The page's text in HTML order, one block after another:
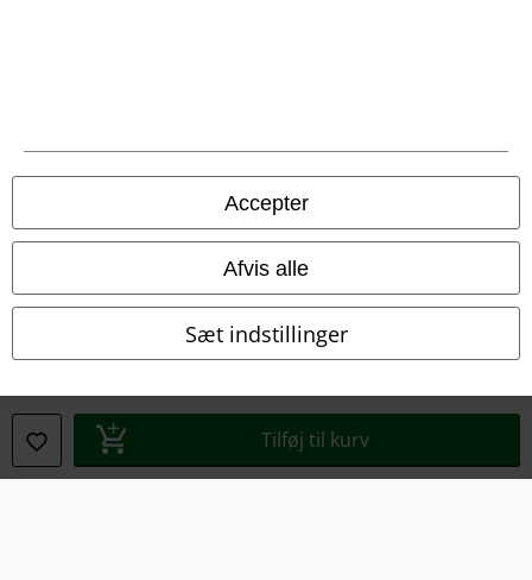
Accepter
Afvis alle
Sæt indstillinger
Tilføj til kurv
Bortskaffelse af affald og miljøbeskyttelse
Overensstemmelseserklæring
Oplysninger om tilgængelighed
Bekræft annullering
Alle priser er inkl. moms. Oplyst leveringstid er et estimat og ikke
garanteret.